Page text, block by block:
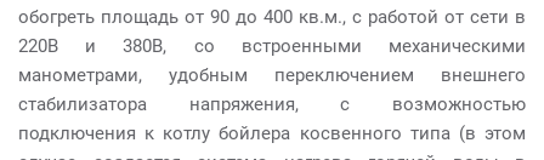
обогреть площадь от 90 до 400 кв.м., с работой от сети в
220В и 380В, со встроенными механическими
манометрами, удобным переключением внешнего
стабилизатора напряжения, с возможностью
подключения к котлу бойлера косвенного типа (в этом